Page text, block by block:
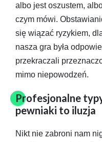
albo jest oszustem,
czym mówi.
się wiązać ryzykiem,
nasza gra była
przekraczali
mimo niepowodzeń.
Profesjonalne
pewniaki to iluzja
Nikt nie zabroni nam